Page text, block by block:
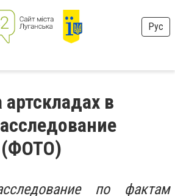
Рус
в
(ФОТО)
по фактам